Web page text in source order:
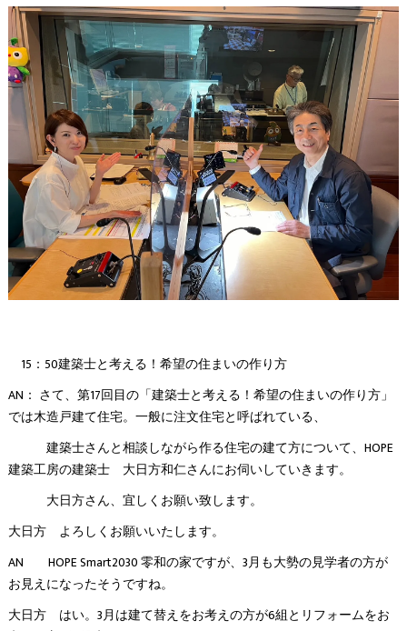
15：50建築士と考える！希望の住まいの作り方
AN： さて、第17回目の「建築士と考える！希望の住まいの作り方」
では木造戸建て住宅。一般に注文住宅と呼ばれている、
建築士さんと相談しながら作る住宅の建て方について、HOPE
建築工房の建築士 大日方和仁さんにお伺いしていきます。
大日方さん、宜しくお願い致します。
大日方 よろしくお願いいたします。
AN HOPE Smart2030 零和の家ですが、3月も大勢の見学者の方が
お見えになったそうですね。
大日方 はい。3月は建て替えをお考えの方が6組とリフォームをお